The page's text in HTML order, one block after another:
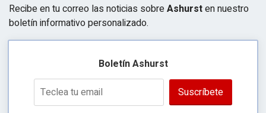
Recibe en tu correo las noticias sobreAshursten nuestro
boletín informativo personalizado.
Boletín Ashurst
Suscríbete